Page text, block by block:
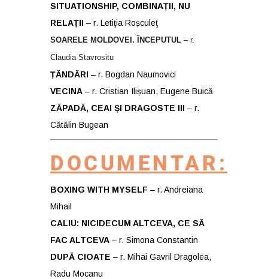
SITUATIONSHIP, COMBINAȚII, NU
RELAȚII – r. Letiţia Roșculeţ
SOARELE MOLDOVEI. ÎNCEPUTUL – r.
Claudia Stavrositu
ȚĂNDĂRI – r. Bogdan Naumovici
VECINA – r. Cristian Ilișuan, Eugene Buicǎ
ZĂPADĂ, CEAI ȘI DRAGOSTE III – r.
Cătălin Bugean
DOCUMENTAR:
BOXING WITH MYSELF – r. Andreiana
Mihail
CALIU: NICIDECUM ALTCEVA, CE SĂ
FAC ALTCEVA – r. Simona Constantin
DUPĂ CIOATE – r. Mihai Gavril Dragolea,
Radu Mocanu